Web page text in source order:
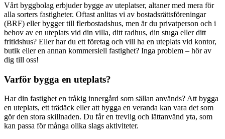
Vårt byggbolag erbjuder bygge av uteplatser, altaner med mera för
alla sorters fastigheter. Oftast anlitas vi av bostadsrättsföreningar
(BRF) eller bygger till flerbostadshus, men är du privatperson och i
behov av en uteplats vid din villa, ditt radhus, din stuga eller ditt
fritidshus? Eller har du ett företag och vill ha en uteplats vid kontor,
butik eller en annan kommersiell fastighet? Inga problem – hör av
dig till oss!
Varför bygga en uteplats?
Har din fastighet en tråkig innergård som sällan används? Att bygga
en uteplats, ett trädäck eller att bygga en veranda kan vara det som
gör den stora skillnaden. Du får en trevlig och lättanvänd yta, som
kan passa för många olika slags aktiviteter.